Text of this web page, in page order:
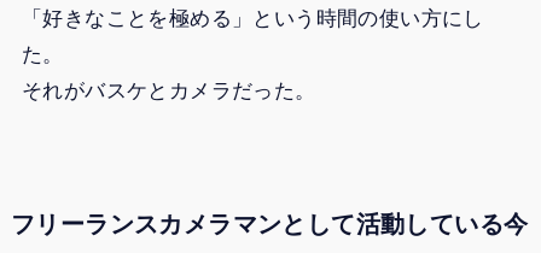
「好きなことを極める」という時間の使い方にし
た。
それがバスケとカメラだった。
フリーランスカメラマンとして活動している今